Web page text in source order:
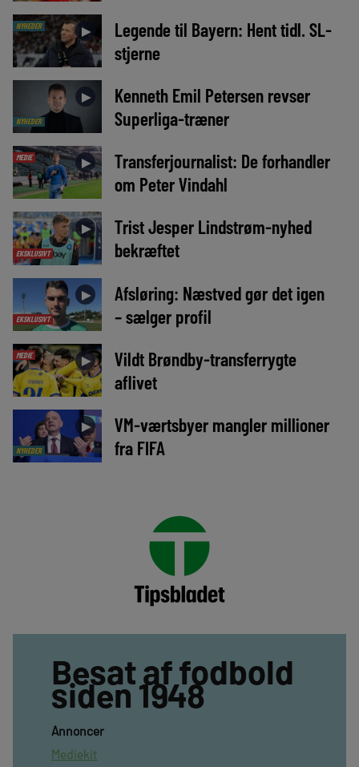
NYHEDER ►
Legende til Bayern: Hent tidl. SL-
stjerne
NYHEDER
►
Kenneth Emil Petersen revser
Superliga-træner
MEDIE ►
Transferjournalist: De forhandler
om Peter Vindahl
EKSKLUSIVT
►
Trist Jesper Lindstrøm-nyhed
bekræftet
EKSKLUSIVT
►
Afsløring: Næstved gør det igen
– sælger profil
MEDIE ►
Vildt Brøndby-transferrygte
aflivet
NYHEDER
►
VM-værtsbyer mangler millioner
fra FIFA
Besat af fodbold
siden 1948
Annoncer
Mediekit